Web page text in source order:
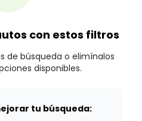
con estos filtros
de búsqueda o elimínalos
disponibles.
tu búsqueda: